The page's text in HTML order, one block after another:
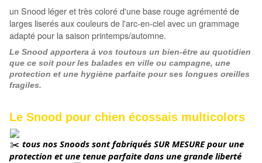
un Snood léger et très coloré d'une base rouge agrémenté de
larges liserés aux couleurs de l'arc-en-ciel avec un grammage
adapté pour la saison printemps/automne.
Le Snood apportera à vos toutous un bien-être au quotidien
que ce soit pour les balades en ville ou campagne, une
protection et une hygiène parfaite pour ses longues oreilles
fragiles.
Le Snood pour chien écossais multicolors
tous nos Snoods sont fabriqués SUR MESURE pour une
protection et une tenue parfaite dans une grande liberté